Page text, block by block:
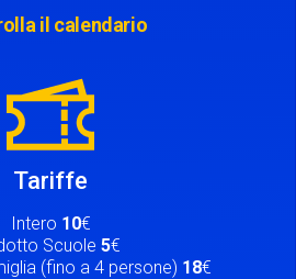
il calendario
Tariffe
Intero 10€
Scuole 5€
(fino a 4 persone) 18€